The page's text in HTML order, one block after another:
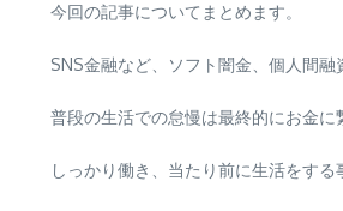
今回の記事についてまとめます。
SNS金融など、ソフト闇金、個人間融
普段の生活での怠慢は最終的にお金に
しっかり働き、当たり前に生活をす